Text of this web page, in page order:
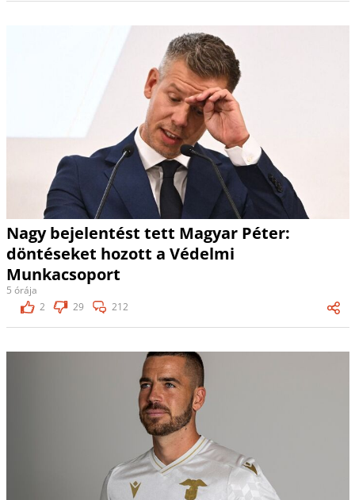
Nagy bejelentést tett Magyar Péter:
döntéseket hozott a Védelmi
Munkacsoport
5 órája
2
29 212